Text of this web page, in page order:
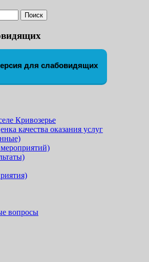
для слабовидящих
Кривозерье
качества оказания услуг
вопросы